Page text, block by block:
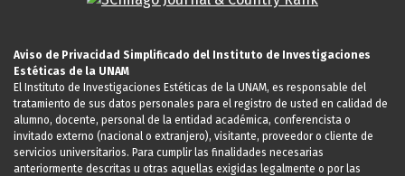
Aviso de Privacidad Simplificado del Instituto de Investigaciones
Estéticas de la UNAM
El Instituto de Investigaciones Estéticas de la UNAM, es responsable del
tratamiento de sus datos personales para el registro de usted en calidad de
alumno, docente, personal de la entidad académica, conferencista o
invitado externo (nacional o extranjero), visitante, proveedor o cliente de
servicios universitarios. Para cumplir las finalidades necesarias
anteriormente descritas u otras aquellas exigidas legalmente o por las